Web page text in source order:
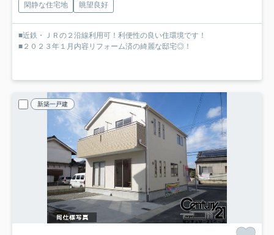
閑静な住宅地
眺望良好
■近鉄・ＪＲの２沿線利用可！利便性の良い住環境です！
■２０２３年１月内容リフォーム済の綺麗な邸宅◎！
新築一戸建